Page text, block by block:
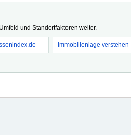
und Standortfaktoren weiter.
Immobilienlage verstehen